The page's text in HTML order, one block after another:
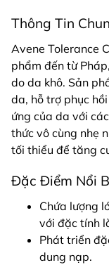
Thông Tin
Avene Tolerance
phẩm đến từ
do da khô. Sản
da, hỗ trợ phục
ứng của da với
thức vô cùng nhẹ
tối thiểu để tăng
Đặc Điểm Nổi
Chứa lượng
với đặc tính
Phát triển
dung nạp.